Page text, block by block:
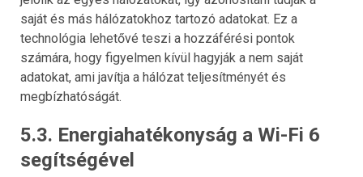
saját és más hálózatokhoz tartozó adatokat. Ez a
technológia lehetővé teszi a hozzáférési pontok
számára, hogy figyelmen kívül hagyják a nem saját
adatokat, ami javítja a hálózat teljesítményét és
megbízhatóságát.
5.3. Energiahatékonyság a Wi-Fi 6
segítségével